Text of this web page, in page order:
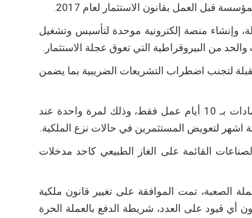
قبل العمل بقانون الاستثمار لعام 2017.
وإنشاء منصة إلكترونية موحدة لتأسيس وتشغيل
من البيروقراطية التي تعوق عجلة الاستثمار.
لتجنب اضطراب التشريعات الضريبية بما يضمن
ومن اهم ما تضمنته تلك القرارات؛ هو تحديد المدة الزمنية لكافة الاعتمادات بـ 10 أيام عمل فقط، وذلك لمرة واحدة عند
الصناعات القائمة على الغاز الطبيعي كاحد مدخلات
الصعبة، تمت الموافقة على تغيير قانون ملكية
أي قيود على العدد، شريطة الدفع بالعملة الحرة